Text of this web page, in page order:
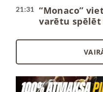
21:31
“Monaco”
varētu spēlēt